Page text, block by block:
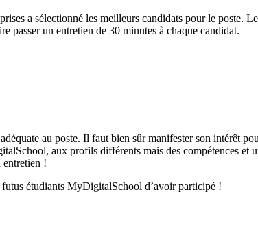
a sélectionné les meilleurs candidats pour le poste.
passer un entretien de 30 minutes à chaque candidat.
au poste. Il faut bien sûr manifester son intérêt
aux profils différents mais des compétences et
!
étudiants MyDigitalSchool d’avoir participé !